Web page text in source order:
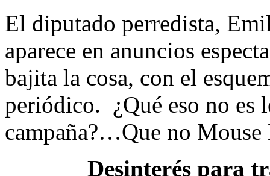
El diputado perredista,
aparece en anuncios
bajita la cosa, con el
periódico. ¿Qué eso no es
campaña?…Que no
Desinterés para